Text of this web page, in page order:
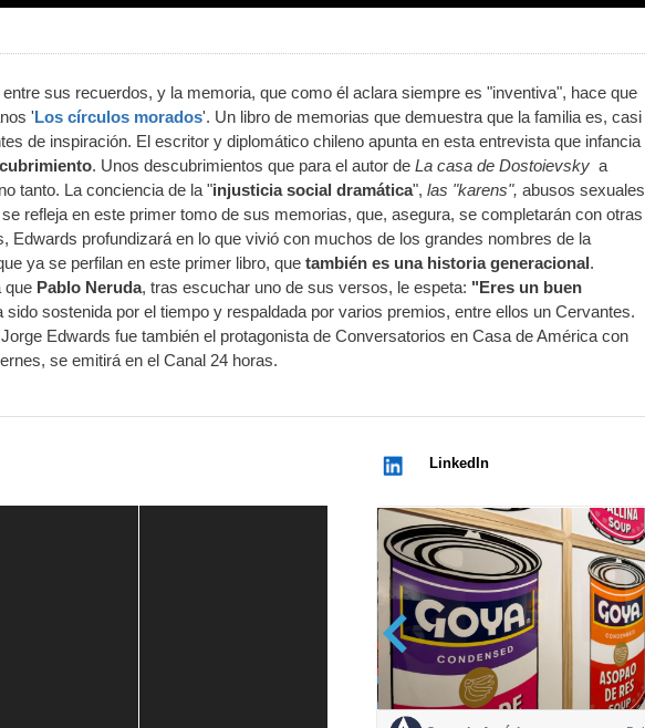
sus recuerdos, y la memoria, que como él aclara siempre es "inventiva", hace que
'Los círculos morados'. Un libro de memorias que demuestra que la familia es, casi
de inspiración. El escritor y diplomático chileno apunta en esta entrevista que infancia
. Unos descubrimientos que para el autor de La casa de Dostoievsky a
tanto. La conciencia de la "injusticia social dramática", las "karens", abusos sexuales
refleja en este primer tomo de sus memorias, que, asegura, se completarán con otras
Edwards profundizará en lo que vivió con muchos de los grandes nombres de la
ya se perfilan en este primer libro, que también es una historia generacional.
que Pablo Neruda, tras escuchar uno de sus versos, le espeta: "Eres un buen
sido sostenida por el tiempo y respaldada por varios premios, entre ellos un Cervantes.
Edwards fue también el protagonista de Conversatorios en Casa de América con
se emitirá en el Canal 24 horas.
LinkedIn